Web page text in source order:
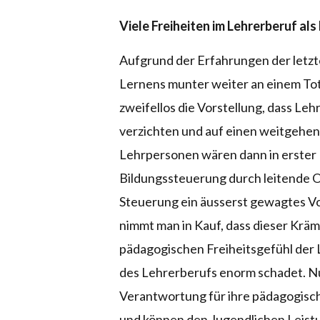
Viele Freiheiten im Lehrerberuf
Aufgrund der Erfahrungen der
Lernens munter weiter an einem
zweifellos die Vorstellung, dass
verzichten und auf einen
Lehrpersonen wären dann in
Bildungssteuerung durch leitende
Steuerung ein äusserst gewagtes
nimmt man in Kauf, dass dieser
pädagogischen Freiheitsgefühl
des Lehrerberufs enorm schadet.
Verantwortung für ihre